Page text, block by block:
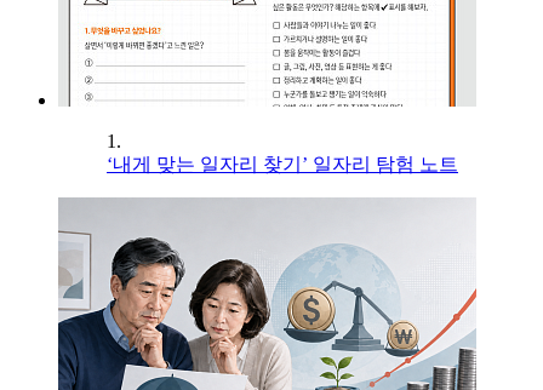
1.
‘내게 맞는 일자리 찾기’ 일자리 탐험 노트